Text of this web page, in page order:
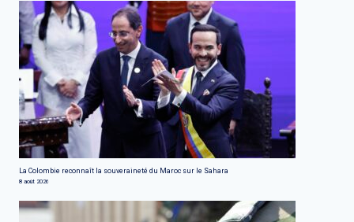
La Colombie reconnaît la souveraineté du Maroc sur le Sahara
8 août 2026